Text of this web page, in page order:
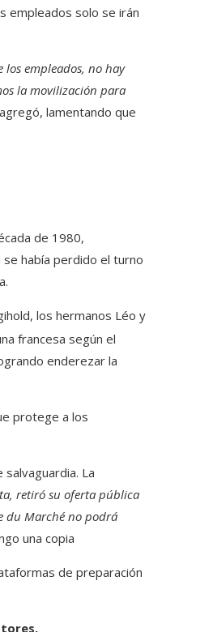
empleados solo se irán
los empleados, no hay
la movilización para
agregó, lamentando que
de 1980,
había perdido el turno
los hermanos Léo y
francesa según el
enderezar la
protege a los
La
retiró su oferta pública
du Marché no podrá
una copia
de preparación